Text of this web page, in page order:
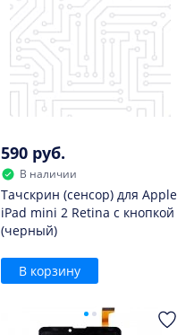
590 руб.
В наличии
Тачскрин (сенсор) для Apple
iPad mini 2 Retina с кнопкой
(черный)
В корзину